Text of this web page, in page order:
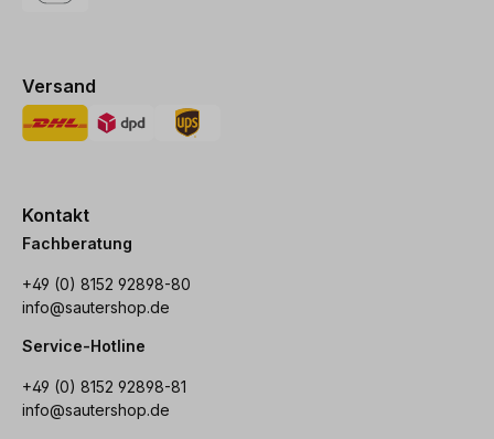
Versand
Kontakt
Fachberatung
+49 (0) 8152 92898-80
info@sautershop.de
Service-Hotline
+49 (0) 8152 92898-81
info@sautershop.de